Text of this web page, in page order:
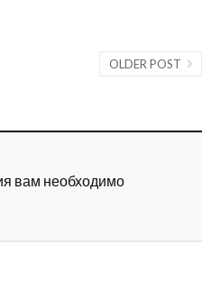
OLDER POST
вам необходимо